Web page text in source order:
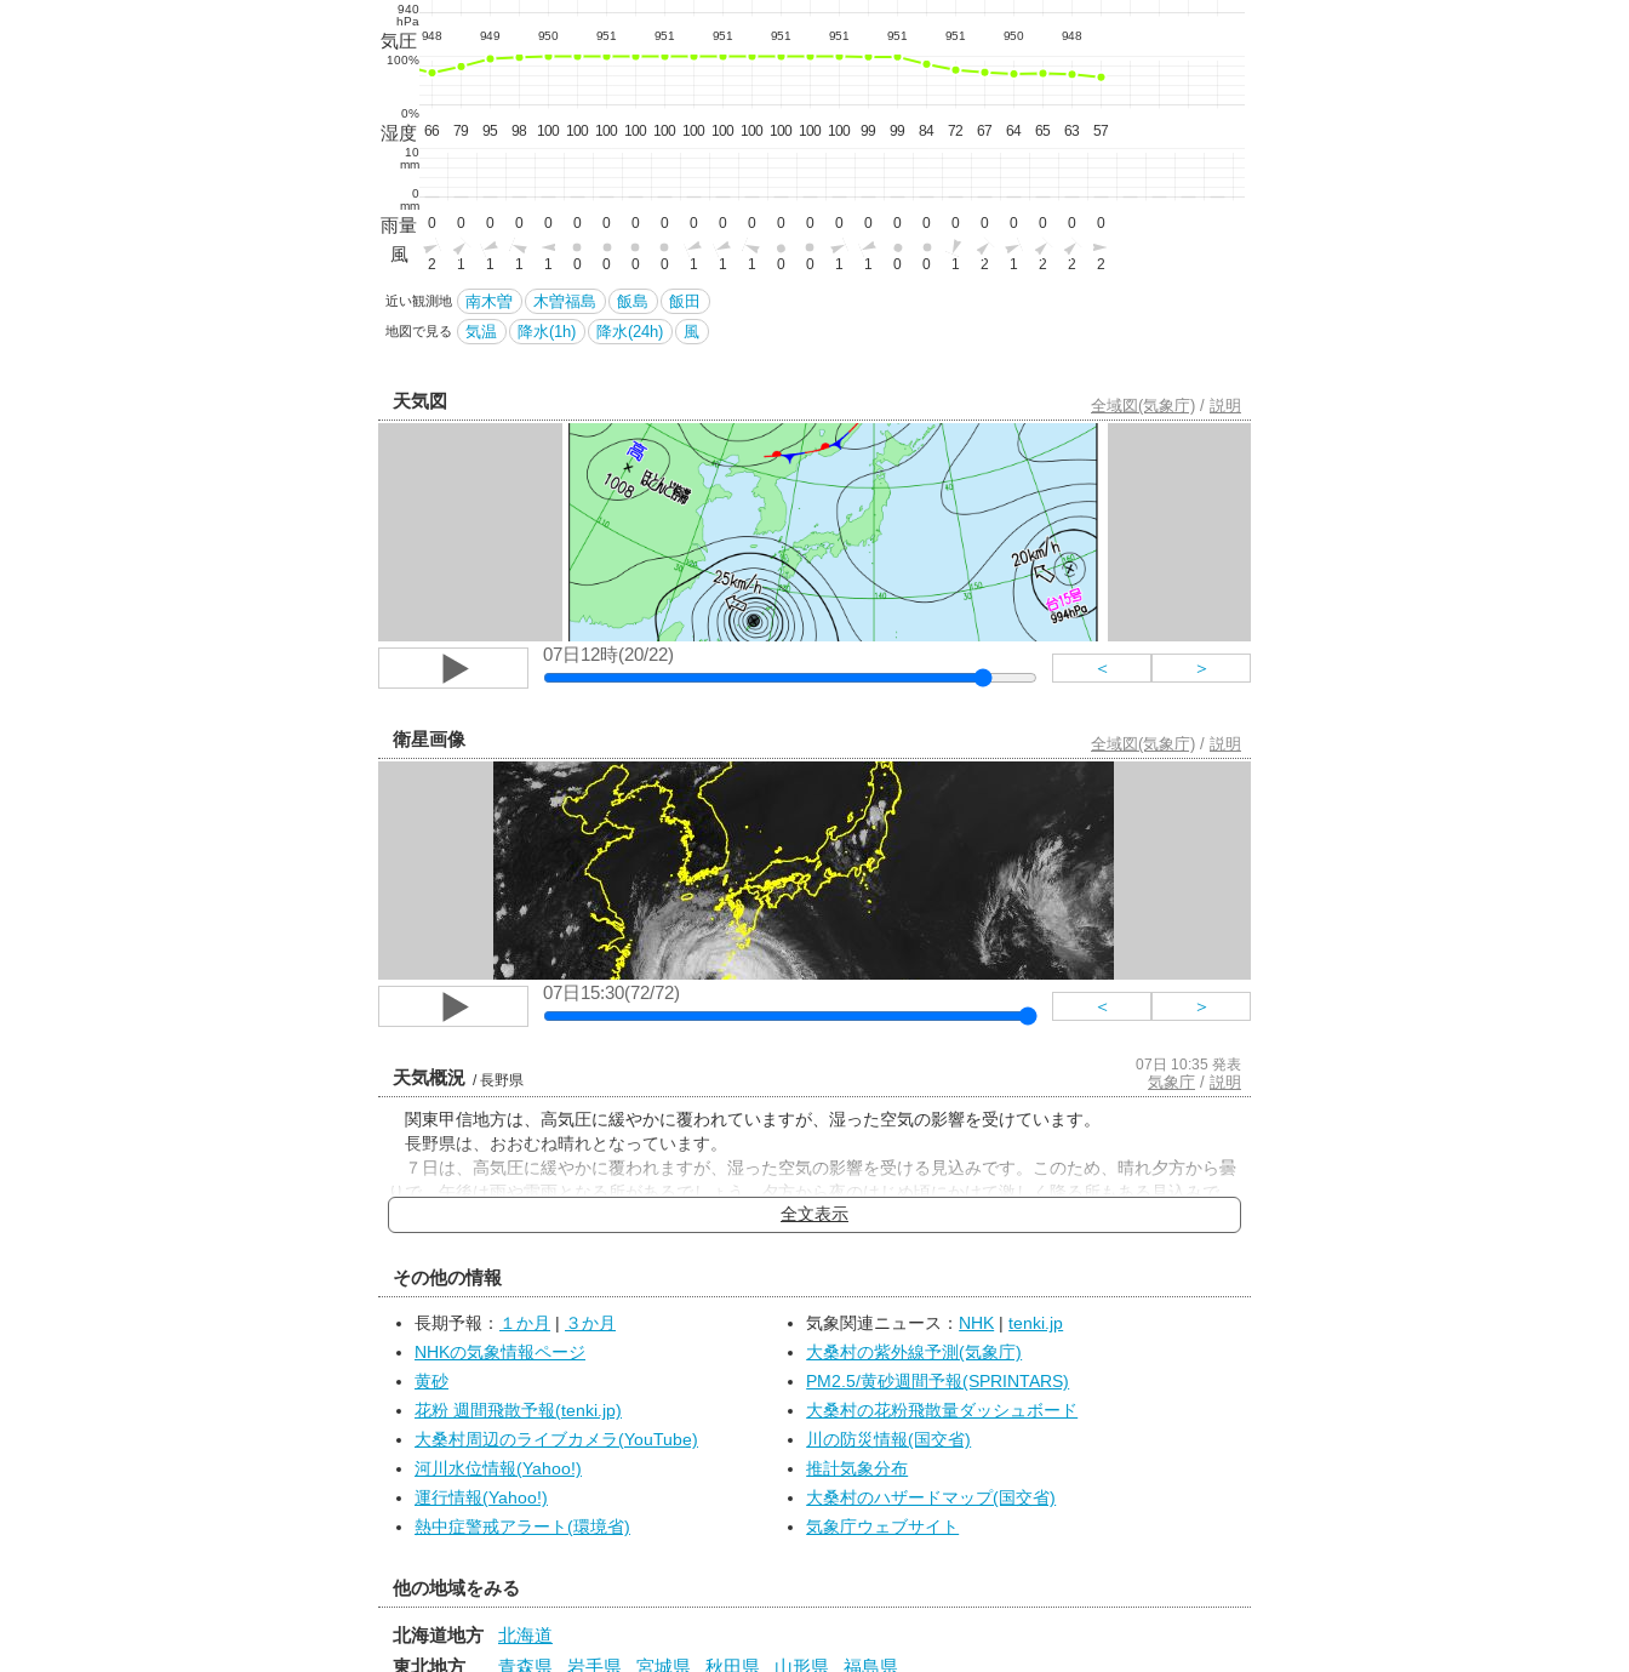
940
hPa
気圧
949 948 949 950 951 951 951 951 951 951 951 950
948
100%
0%
湿度
81 66 79 95 98 100 100 100 100 100 100 100 100 100 100 100 99 99 84 72 67 64 65 63 57
10
mm
0
mm
雨量
0 0 0 0 0 0 0 0 0 0 0 0 0 0 0 0 0 0 0 0 0 0 0 0 0
風
1 2 1 1 1 1 0 0 0 0 1 1 1 0 0 1 1 0 0 1 2 1 2 2 2
近い観測地 南木曽 木曽福島 飯島 飯田
地図で見る 気温 降水(1h) 降水(24h) 風
天気図 全域図(気象庁) / 説明
07日12時(20/22)
＜ ＞
衛星画像 全域図(気象庁) / 説明
07日15:30(72/72)
＜ ＞
天気概況 / 長野県
07日 10:35 発表
気象庁 / 説明
関東甲信地方は、高気圧に緩やかに覆われていますが、湿った空気の影響を受けています。
長野県は、おおむね晴れとなっています。
７日は、高気圧に緩やかに覆われますが、湿った空気の影響を受ける見込みです。このため、晴れ夕方から曇
りで、午後は雨や雷雨となる所があるでしょう。夕方から夜のはじめ頃にかけて激しく降る所もある見込みで
前まで時々晴れで、昼前から雨や雷雨となる所があり、南部では夕方は広い範囲で雨となるでしょう。昼過ぎか
ら夜のはじめ頃にかけて激しい雨や非常に激しい雨が降る所もある見込みです。
全文表示
その他の情報
長期予報： １か月 ３か月 気象関連ニュース： NHK |tenki.jp
NHKの気象情報ページ
大桑村の紫外線予測(気象庁)
黄砂
PM2.5/黄砂週間予報(SPRINTARS)
花粉 週間飛散予報(tenki.jp)
大桑村の花粉飛散量ダッシュボード
大桑村周辺のライブカメラ(YouTube)
川の防災情報(国交省)
河川水位情報(Yahoo!)
推計気象分布
運行情報(Yahoo!)
大桑村のハザードマップ(国交省)
熱中症警戒アラート(環境省)
気象庁ウェブサイト
他の地域をみる
北海道地方
北海道
東北地方
青森県 岩手県 宮城県 秋田県 山形県 福島県